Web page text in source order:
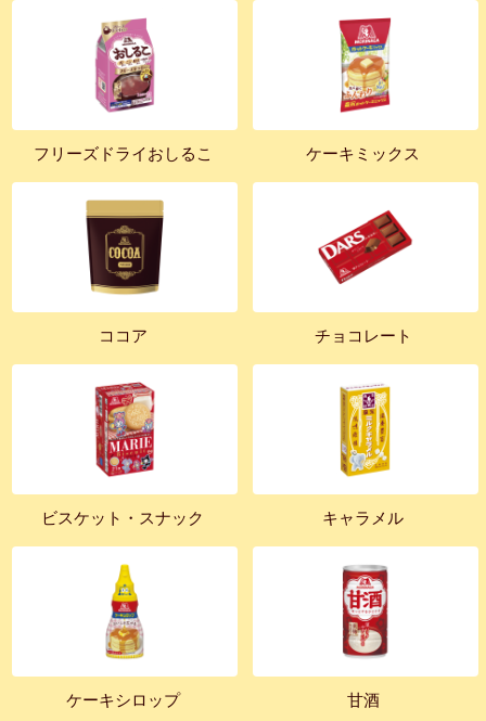
フリーズドライおしるこ ケーキミックス
ココア チョコレート
ビスケット・スナック キャラメル
ケーキシロップ 甘酒